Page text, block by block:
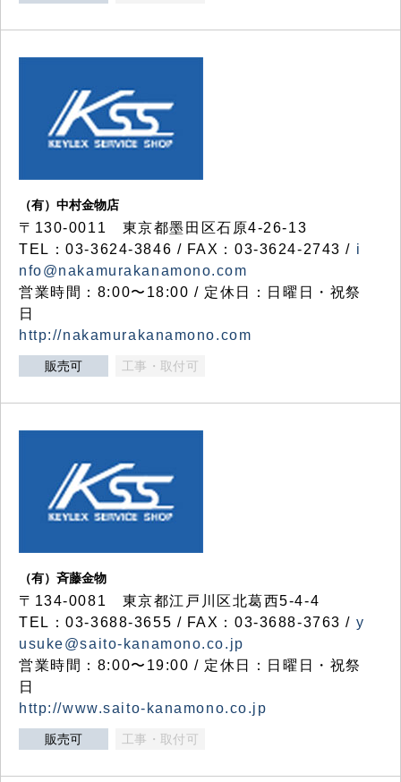
（有）中村金物店
〒130-0011 東京都墨田区石原4-26-13
TEL：03-3624-3846 / FAX：03-3624-2743 / i
nfo@nakamurakanamono.com
営業時間：8:00〜18:00 / 定休日：日曜日・祝祭
日
http://nakamurakanamono.com
販売可 工事・取付可
（有）斉藤金物
〒134-0081 東京都江戸川区北葛西5-4-4
TEL：03-3688-3655 / FAX：03-3688-3763 / y
usuke@saito-kanamono.co.jp
営業時間：8:00〜19:00 / 定休日：日曜日・祝祭
日
http://www.saito-kanamono.co.jp
販売可 工事・取付可